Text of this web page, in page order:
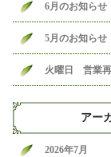
6月のお知らせ
5月のお知らせ
火曜日 営業
アー
2026年7月